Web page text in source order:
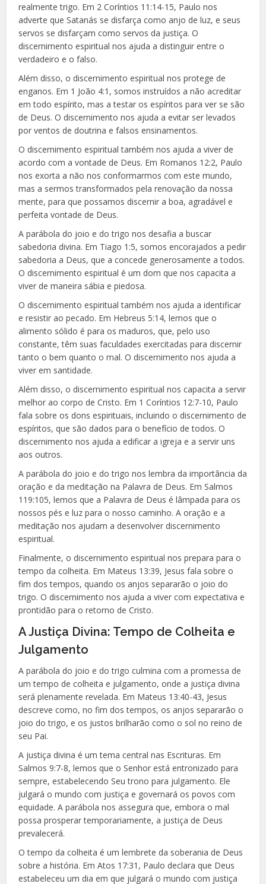
realmente trigo. Em 2 Coríntios 11:14-15, Paulo nos
adverte que Satanás se disfarça como anjo de luz, e seus
servos se disfarçam como servos da justiça. O
discernimento espiritual nos ajuda a distinguir entre o
verdadeiro e o falso.
Além disso, o discernimento espiritual nos protege de
enganos. Em 1 João 4:1, somos instruídos a não acreditar
em todo espírito, mas a testar os espíritos para ver se são
de Deus. O discernimento nos ajuda a evitar ser levados
por ventos de doutrina e falsos ensinamentos.
O discernimento espiritual também nos ajuda a viver de
acordo com a vontade de Deus. Em Romanos 12:2, Paulo
nos exorta a não nos conformarmos com este mundo,
mas a sermos transformados pela renovação da nossa
mente, para que possamos discernir a boa, agradável e
perfeita vontade de Deus.
A parábola do joio e do trigo nos desafia a buscar
sabedoria divina. Em Tiago 1:5, somos encorajados a pedir
sabedoria a Deus, que a concede generosamente a todos.
O discernimento espiritual é um dom que nos capacita a
viver de maneira sábia e piedosa.
O discernimento espiritual também nos ajuda a identificar
e resistir ao pecado. Em Hebreus 5:14, lemos que o
alimento sólido é para os maduros, que, pelo uso
constante, têm suas faculdades exercitadas para discernir
tanto o bem quanto o mal. O discernimento nos ajuda a
viver em santidade.
Além disso, o discernimento espiritual nos capacita a servir
melhor ao corpo de Cristo. Em 1 Coríntios 12:7-10, Paulo
fala sobre os dons espirituais, incluindo o discernimento de
espíritos, que são dados para o benefício de todos. O
discernimento nos ajuda a edificar a igreja e a servir uns
aos outros.
A parábola do joio e do trigo nos lembra da importância da
oração e da meditação na Palavra de Deus. Em Salmos
119:105, lemos que a Palavra de Deus é lâmpada para os
nossos pés e luz para o nosso caminho. A oração e a
meditação nos ajudam a desenvolver discernimento
espiritual.
Finalmente, o discernimento espiritual nos prepara para o
tempo da colheita. Em Mateus 13:39, Jesus fala sobre o
fim dos tempos, quando os anjos separarão o joio do
trigo. O discernimento nos ajuda a viver com expectativa e
prontidão para o retorno de Cristo.
A Justiça Divina: Tempo de Colheita e
Julgamento
A parábola do joio e do trigo culmina com a promessa de
um tempo de colheita e julgamento, onde a justiça divina
será plenamente revelada. Em Mateus 13:40-43, Jesus
descreve como, no fim dos tempos, os anjos separarão o
joio do trigo, e os justos brilharão como o sol no reino de
seu Pai.
A justiça divina é um tema central nas Escrituras. Em
Salmos 9:7-8, lemos que o Senhor está entronizado para
sempre, estabelecendo Seu trono para julgamento. Ele
julgará o mundo com justiça e governará os povos com
equidade. A parábola nos assegura que, embora o mal
possa prosperar temporariamente, a justiça de Deus
prevalecerá.
O tempo da colheita é um lembrete da soberania de Deus
sobre a história. Em Atos 17:31, Paulo declara que Deus
estabeleceu um dia em que julgará o mundo com justiça